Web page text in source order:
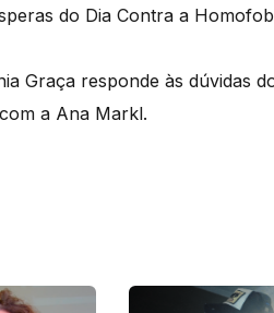
do Dia Contra a
Graça responde às dúvidas
a Ana Markl.